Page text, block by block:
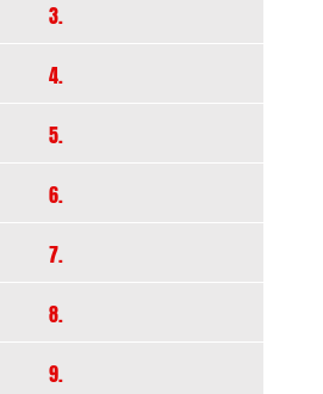
3.
4.
5.
6.
7.
8.
9.